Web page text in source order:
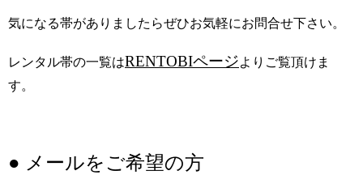
気になる帯がありましたらぜひお気軽にお問合せ下さい。
レンタル帯の一覧はRENTOBIページよりご覧頂けま
す。
● メールをご希望の方